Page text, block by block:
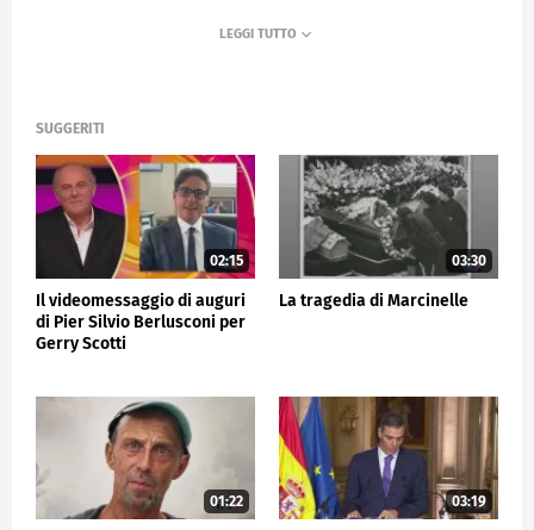
SUGGERITI
02:15
Il videomessaggio di auguri
di Pier Silvio Berlusconi per
Gerry Scotti
03:30
La tragedia di Marcinelle
01:22 03:19